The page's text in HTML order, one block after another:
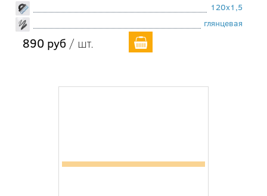
120x1,5
глянцевая
890 руб / шт.